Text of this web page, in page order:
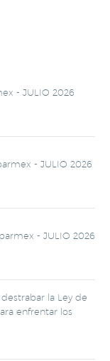
- JULIO 2026
- JULIO 2026
- JULIO 2026
la Ley de
enfrentar los